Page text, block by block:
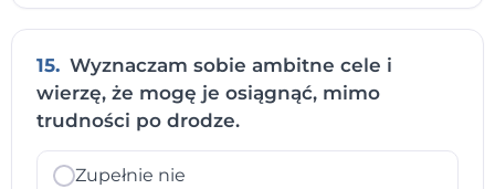
15. Wyznaczam sobie ambitne cele i
wierzę, że mogę je osiągnąć, mimo
trudności po drodze.
Zupełnie nie